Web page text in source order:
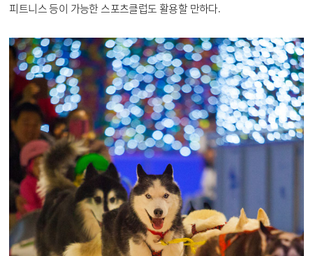
피트니스 등이 가능한 스포츠클럽도 활용할 만하다.